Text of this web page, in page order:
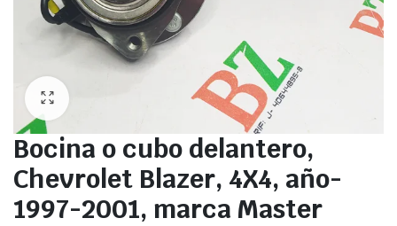
Bocina o cubo delantero,
Chevrolet Blazer, 4X4, año-
1997-2001, marca Master